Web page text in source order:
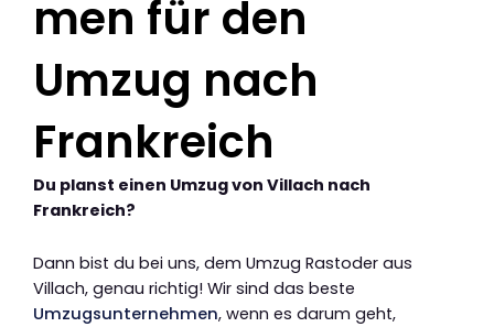
men für den
Umzug nach
Frankreich
Du planst einen Umzug von Villach nach
Frankreich?
Dann bist du bei uns, dem Umzug Rastoder aus
Villach, genau richtig! Wir sind das beste
Umzugsunternehmen, wenn es darum geht,